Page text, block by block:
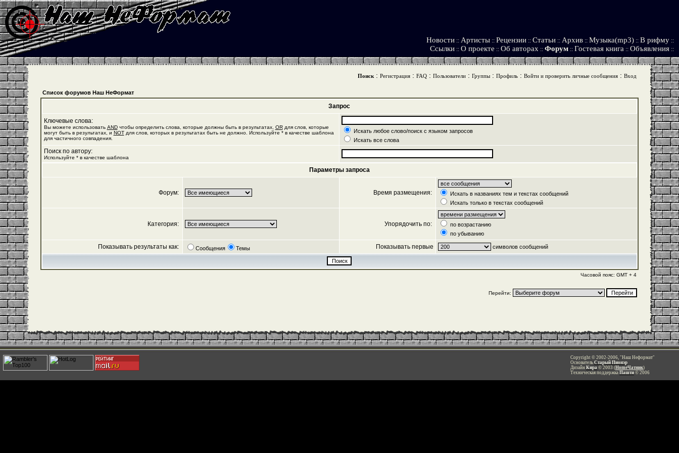
Новости :: Артисты :: Рецензии :: Статьи :: Архив :: Музыка(mp3) :: В рифму ::
Ссылки :: О проекте :: Об авторах :: Форум :: Гостевая книга :: Объявления ::
Поиск: Регистрация: FAQ: Пользователи: Группы: Профиль: Войти и проверить личные сообщения: Вход
Список форумов Наш НеФормат
Запрос
Ключевые слова:
Вы можете использовать ANDчтобы определить слова, которые должны быть в результатах, ORдля слов, которые
могут быть в результатах, и NOTдля слов, которых в результатах быть не должно. Используйте * в качестве шаблона
для частичного совпадения.
Искать любое слово/поиск с языком запросов
Искать все слова
Поиск по автору:
Используйте * в качестве шаблона
Параметры запроса
Форум: Время размещения:
Искать в названиях тем и текстах сообщений
Искать только в текстах сообщений
Категория: Упорядочить по:
по возрастанию
по убыванию
Показывать результаты как: Сообщения Темы Показывать первые символов сообщений
Часовой пояс: GMT + 4
Перейти:
Copyright © 2002-2006, "Наш Неформат"
Основатель Старый Пионэр
Дизайн Кира © 2003 (HomeЧатник)
Техническая поддержка Пашти © 2006